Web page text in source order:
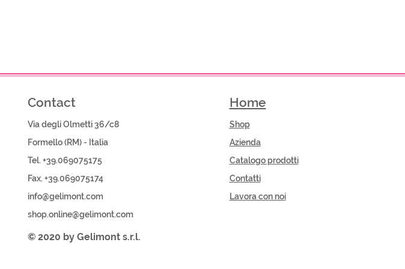
Contact
Via degli Olmetti 36/c8
Formello (RM) - Italia
Tel. +39.069075175
Fax. +39.069075174
info@gelimont.com
shop.online@gelimont.com
© 2020 by Gelimont s.r.l.
Home
Shop​
Azienda
Catalogo prodotti
Contatti
Lavora con noi